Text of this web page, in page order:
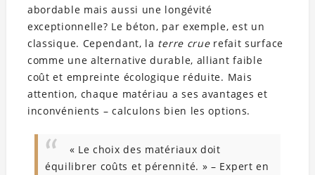
abordable mais aussi une longévité
exceptionnelle? Le béton, par exemple, est un
classique. Cependant, la terre cruerefait surface
comme une alternative durable, alliant faible
coût et empreinte écologique réduite. Mais
attention, chaque matériau a ses avantages et
inconvénients – calculons bien les options.
« Le choix des matériaux doit
équilibrer coûts et pérennité. » – Expert en